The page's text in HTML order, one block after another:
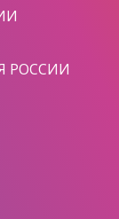
РОССИИ